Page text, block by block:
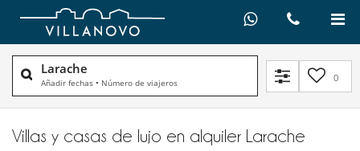
Larache
Añadir fechas • Número de viajeros 0
Villas y casas de lujo en alquiler​ Larache